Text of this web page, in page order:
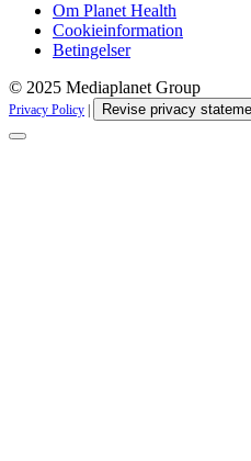
Om Planet Health
Cookieinformation
Betingelser
© 2025 Mediaplanet Group
Privacy Policy Revise privacy